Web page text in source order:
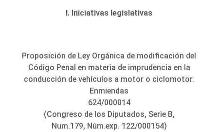
I. Iniciativas legislativas
Proposición de Ley Orgánica de modificación del
Código Penal en materia de imprudencia en la
conducción de vehículos a motor o ciclomotor.
Enmiendas
624/000014
(Congreso de los Diputados, Serie B,
Num.179, Núm.exp. 122/000154)